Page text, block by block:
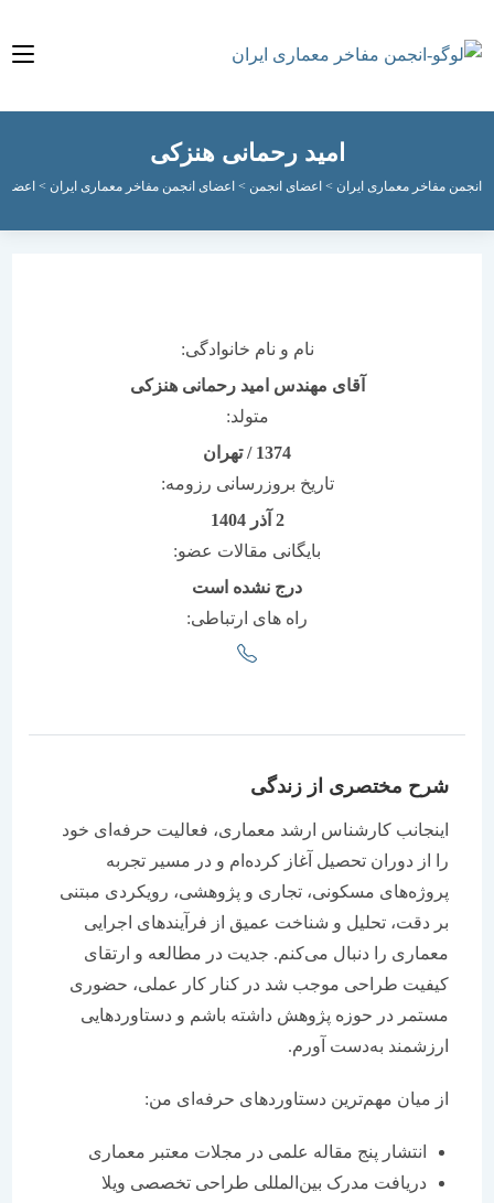
امید رحمانی هنزکی
مفاخر معماری ایران > اعضای انجمن>اعضای انجمن مفاخر معماری ایران > اعضای فعال
نام و نام خانوادگی:
آقای مهندس امید رحمانی هنزکی
تهران
تاریخ بروزرسانی رزومه:
بایگانی مقالات عضو:
درج نشده است
راه های ارتباطی:
شرح مختصری از زندگی
اینجانب کارشناس ارشد معماری، فعالیت حرفه‌ای خود
را از دوران تحصیل آغاز کرده‌ام و در مسیر تجربه
پروژه‌های مسکونی، تجاری و پژوهشی، رویکردی مبتنی
بر دقت، تحلیل و شناخت عمیق از فرآیندهای اجرایی
معماری را دنبال می‌کنم. جدیت در مطالعه و ارتقای
کیفیت طراحی موجب شد در کنار کار عملی، حضوری
مستمر در حوزه پژوهش داشته باشم و دستاوردهایی
ارزشمند به‌دست آورم.
از میان مهم‌ترین دستاوردهای حرفه‌ای من:
انتشار پنج مقاله علمی در مجلات معتبر معماری
دریافت مدرک بین‌المللی طراحی تخصصی ویلا